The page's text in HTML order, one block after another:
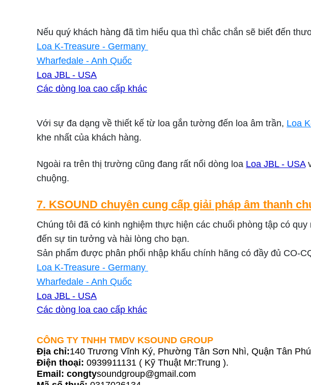
Nếu quý khách hàng đã tìm hiểu qua thì chắc chắn sẽ biết đến
Loa K-Treasure - Germany
Wharfedale - Anh Quốc
Loa JBL - USA
Các dòng loa cao cấp khác
Với sự đa dạng về thiết kế từ loa gắn tường đến loa âm trần, Loa
khe nhất của khách hàng.
Ngoài ra trên thị trường cũng đang rất nổi dòng loa Loa JBL - USA
chuộng.
7. KSOUND chuyên cung cấp giải pháp âm thanh
Chúng tôi đã có kinh nghiệm thực hiện các chuối phòng tập có
đến sự tin tưởng và hài lòng cho bạn.
Sản phẩm được phân phối nhập khẩu chính hãng có đầy đủ CO-
Loa K-Treasure - Germany
Wharfedale - Anh Quốc
Loa JBL - USA
Các dòng loa cao cấp khác
CÔNG TY TNHH TMDV KSOUND GROUP
Địa chỉ:140 Trương Vĩnh Ký, Phường Tân Sơn Nhì, Quận Tân
Điện thoại: 0939911131 ( Kỹ Thuật Mr:Trung ).
Email: congtysoundgroup@gmail.com